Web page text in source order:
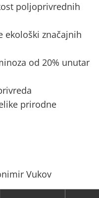
poljoprivrednih
ekološki značajnih
od 20% unutar
prirodne
Vukov